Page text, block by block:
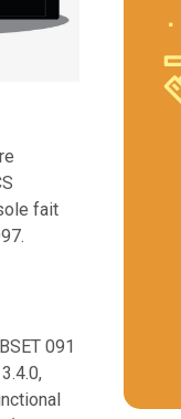
fait
091